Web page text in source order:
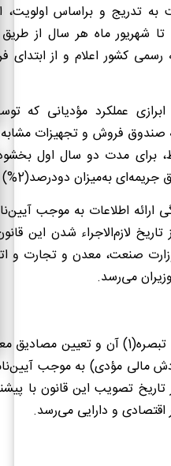
به تدریج و براساس
شهریور ماه هر سال از
رسمی کشور اعلام و از
از مالیات ابرازی عملکرد مؤدیانی
صندوق فروش و تجهیزات
برای مدت دو سال اول
دودرصد(2%) فروش می‌باشد.
ارائه اطلاعات به موجب
لازم‌الاجراء شدن این
صنعت، معدن و تجارت و
می‌رسد.
ترتیبات اجرائی احکام این ماده و تبصره(1) آن
مالی مؤدی) به موجب
تصویب این قانون با
اقتصادی و دارایی می‌رسد.